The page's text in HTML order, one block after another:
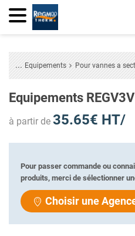
Equipements Pour vannes a
Equipements REGV3V
à partir de 35.65€ HT/
Pour passer commande ou
produits, merci de sélectionner
Choisir une